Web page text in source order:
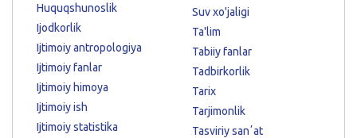
Huquqshunoslik
Ijodkorlik
Ijtimoiy antropologiya
Ijtimoiy fanlar
Ijtimoiy himoya
Ijtimoiy ish
Ijtimoiy statistika
Suv xo'jaligi
Ta'lim
Tabiiy fanlar
Tadbirkorlik
Tarix
Tarjimonlik
Tasviriy sanʼat